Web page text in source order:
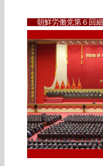
朝鮮労働党第６回